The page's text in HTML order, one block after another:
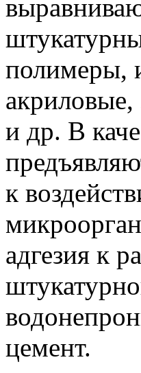
полимеры,
и др. В
к
адгезия к
цемент.